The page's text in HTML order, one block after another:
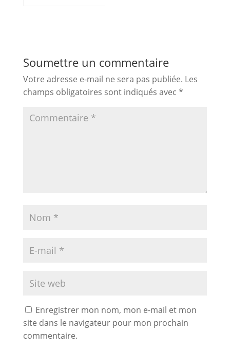
Soumettre un commentaire
Votre adresse e-mail ne sera pas publiée. Les
champs obligatoires sont indiqués avec *
Enregistrer mon nom, mon e-mail et mon
site dans le navigateur pour mon prochain
commentaire.